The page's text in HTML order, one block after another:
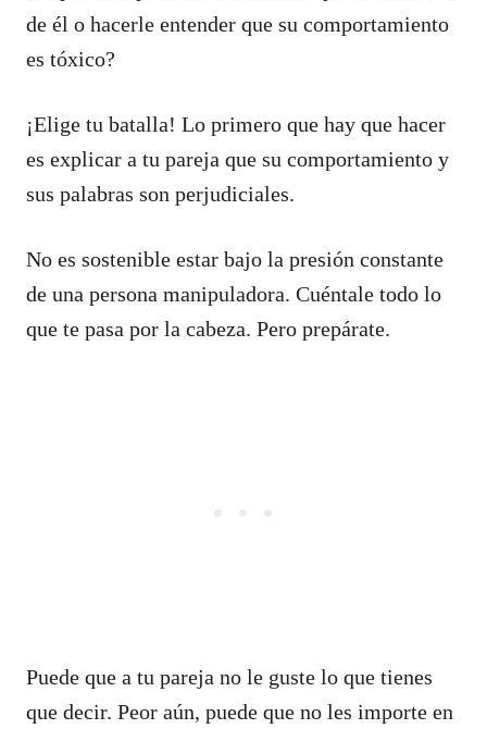
de él o hacerle entender que su comportamiento
es tóxico?
¡Elige tu batalla! Lo primero que hay que hacer
es explicar a tu pareja que su comportamiento y
sus palabras son perjudiciales.
No es sostenible estar bajo la presión constante
de una persona manipuladora. Cuéntale todo lo
que te pasa por la cabeza. Pero prepárate.
Puede que a tu pareja no le guste lo que tienes
que decir. Peor aún, puede que no les importe en